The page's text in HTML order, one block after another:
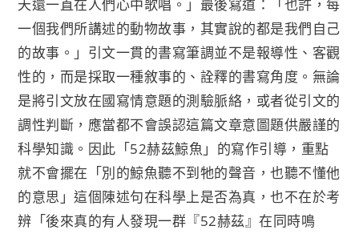
天還一直在人們心中歌唱。」最後寫道：「也許，每
一個我們所講述的動物故事，其實說的都是我們自己
的故事。」引文一貫的書寫筆調並不是報導性、客觀
性的，而是採取一種敘事的、詮釋的書寫角度。無論
是將引文放在國寫情意題的測驗脈絡，或者從引文的
調性判斷，應當都不會誤認這篇文章意圖題供嚴謹的
科學知識。因此「52赫茲鯨魚」的寫作引導，重點
就不會擺在「別的鯨魚聽不到牠的聲音，也聽不懂他
的意思」這個陳述句在科學上是否為真，也不在於考
辨「後來真的有人發現一群『52赫茲』在同時鳴